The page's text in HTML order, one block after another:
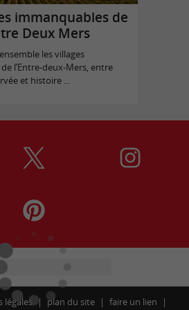
immanquables de
Deux Mers
les villages
l’Entre-deux-Mers, entre
et histoire ...
légales plan du site faire un lien